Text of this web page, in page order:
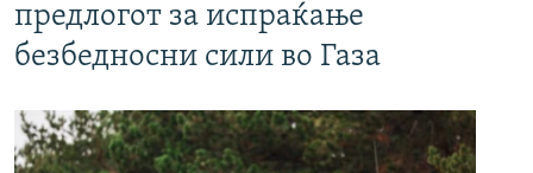
предлогот за испраќање
безбедносни сили во Газа